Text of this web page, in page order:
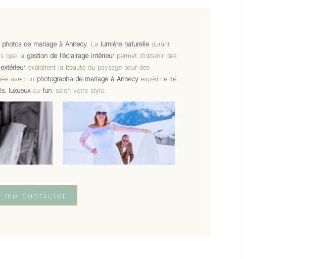
photos de mariage à Annecy. La lumière naturelledurant
que la gestion de l’éclairage intérieurpermet d’obtenir des
exploitent la beauté du paysage pour des
avec un photographe de mariage à Annecy expérimenté,
, luxueuxou fun, selon votre style.
me contacter